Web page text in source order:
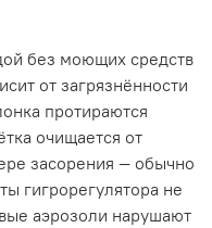
без моющих средств
от загрязнённости
протираются
очищается от
засорения — обычно
гигрорегулятора не
аэрозоли нарушают